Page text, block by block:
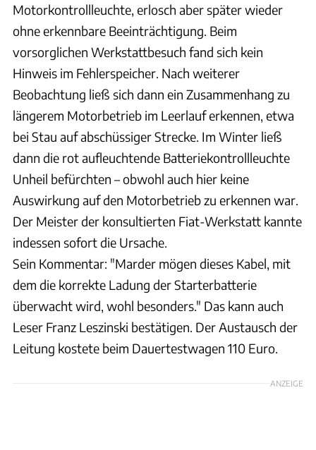
Motorkontrollleuchte, erlosch aber später wieder
ohne erkennbare Beeinträchtigung. Beim
vorsorglichen Werkstattbesuch fand sich kein
Hinweis im Fehlerspeicher. Nach weiterer
Beobachtung ließ sich dann ein Zusammenhang zu
längerem Motorbetrieb im Leerlauf erkennen, etwa
bei Stau auf abschüssiger Strecke. Im Winter ließ
dann die rot aufleuchtende Batteriekontrollleuchte
Unheil befürchten – obwohl auch hier keine
Auswirkung auf den Motorbetrieb zu erkennen war.
Der Meister der konsultierten Fiat-Werkstatt kannte
indessen sofort die Ursache.
Sein Kommentar: "Marder mögen dieses Kabel, mit
dem die korrekte Ladung der Starterbatterie
überwacht wird, wohl besonders." Das kann auch
Leser Franz Leszinski bestätigen. Der Austausch der
Leitung kostete beim Dauertestwagen 110 Euro.
ANZEIGE